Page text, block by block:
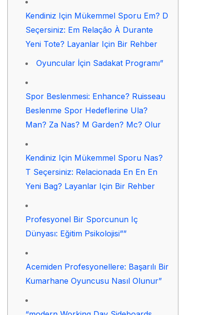
Kendiniz Için Mükemmel Sporu Em? D
Seçersiniz: Em Relação À Durante
Yeni Tote? Layanlar Için Bir Rehber
Oyuncular İçin Sadakat Programı”
Spor Beslenmesi: Enhance? Ruisseau
Beslenme Spor Hedeflerine Ula?
Man? Za Nas? M Garden? Mc? Olur
Kendiniz Için Mükemmel Sporu Nas?
T Seçersiniz: Relacionada En En En
Yeni Bag? Layanlar Için Bir Rehber
Profesyonel Bir Sporcunun Iç
Dünyası: Eğitim Psikolojisi””
Acemiden Profesyonellere: Başarılı Bir
Kumarhane Oyuncusu Nasıl Olunur”